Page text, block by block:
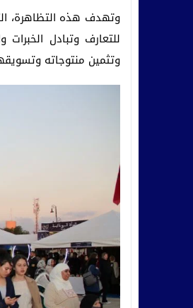
للتعارف وتبادل
وتثمين منتوجاته